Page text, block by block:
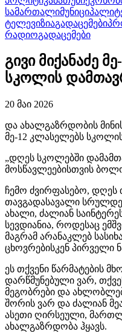
სამართალი
ტელევიზიაგადაცემები
რადიოგადაცემები
გივი მიქანაძე
სკოლის
20 მაი 2026
და ახალგაზრდობის
მე-12 კლასელებს
„დღეს სკოლებში
მოსწავლეებისთვის
ჩემო ძვირფასებო,
თავგადასავალი
ახალი, ძალიან
სევდიანია, როდესაც
მაგრამ არანაკლებ
ცხოვრებისკენ პირველი
ეს თქვენი წარმატების
დარწმუნებული ვარ,
მეგობრები და
შორის ვარ და ძალიან
ასეთი ღირსეული,
ახალგაზრდობა ჰყავს.